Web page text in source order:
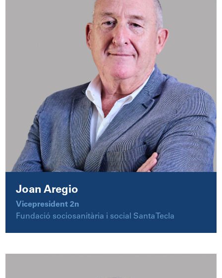
Joan Aregio
Vicepresident 2n
Fundació sociosanitària i social Santa Tecla